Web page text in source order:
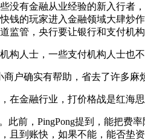
有金融从业经验的新入行者
钱的玩家进入金融领域大肆炒
监管，央行要让银行和支付机
人士，一些支付机构人士也不
确实有帮助，省去了许多麻
金融行业，打价格战是红海思
前，PingPong提到，能把费
且到账快，如果不能，能否垫